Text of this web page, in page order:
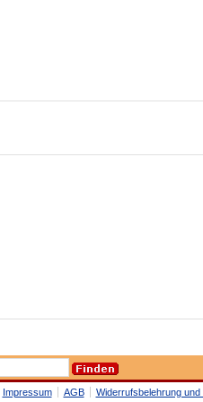
Impressum AGB Widerrufsbelehrung